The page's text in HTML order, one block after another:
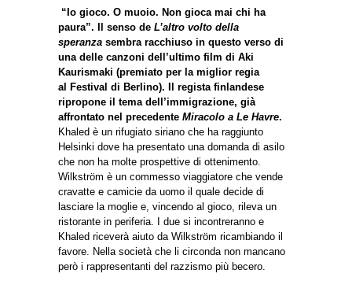
“Io gioco. O muoio. Non gioca mai chi ha
paura”. Il senso de L’altro volto della
speranza sembra racchiuso in questo verso di
una delle canzoni dell’ultimo film di Aki
Kaurismaki (premiato per la miglior regia
al Festival di Berlino). Il regista finlandese
ripropone il tema dell’immigrazione, già
affrontato nel precedente Miracolo a Le Havre.
Khaled è un rifugiato siriano che ha raggiunto
Helsinki dove ha presentato una domanda di asilo
che non ha molte prospettive di ottenimento.
Wilkström è un commesso viaggiatore che vende
cravatte e camicie da uomo il quale decide di
lasciare la moglie e, vincendo al gioco, rileva un
ristorante in periferia. I due si incontreranno e
Khaled riceverà aiuto da Wilkström ricambiando il
favore. Nella società che li circonda non mancano
però i rappresentanti del razzismo più becero.